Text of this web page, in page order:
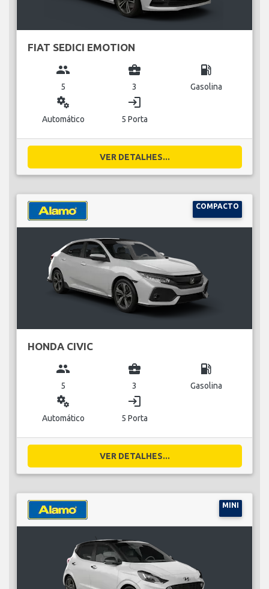
FIAT SEDICI EMOTION
group
5
business_center
3
local_gas_station
Gasolina
miscellaneous_services
Automático
login
5 Porta
VER DETALHES...
COMPACTO
HONDA CIVIC
group
5
business_center
3
local_gas_station
Gasolina
miscellaneous_services
Automático
login
5 Porta
VER DETALHES...
MINI